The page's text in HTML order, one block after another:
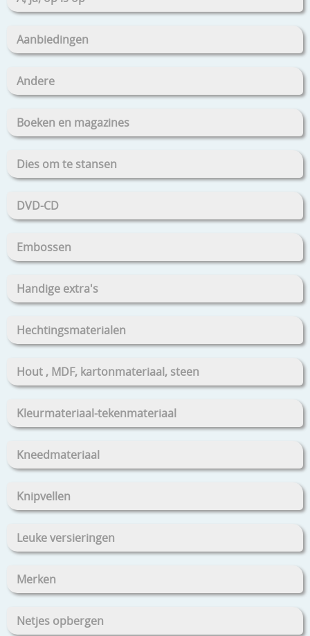
Aanbiedingen
Andere
Boeken en magazines
Dies om te stansen
DVD-CD
Embossen
Handige extra's
Hechtingsmaterialen
Hout , MDF, kartonmateriaal, steen
Kleurmateriaal-tekenmateriaal
Kneedmateriaal
Knipvellen
Leuke versieringen
Merken
Netjes opbergen